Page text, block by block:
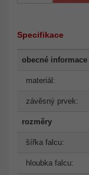
Specifikace
obecné informace
materiál:
závěsný prvek:
rozměry
šířka falcu:
hloubka falcu: